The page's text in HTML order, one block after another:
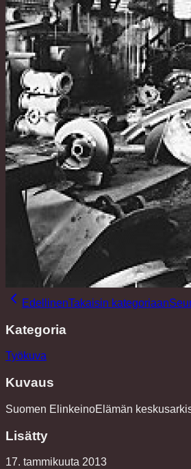
EdellinenTakaisin kategoriaan
Kategoria
Työkuva
Kuvaus
Suomen ElinkeinoElämän
Lisätty
17. tammikuuta 2013